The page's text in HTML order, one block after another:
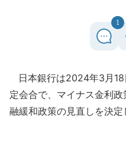
1
日本銀行は2024年3月18
定会合で、マイナス金利
融緩和政策の見直しを決定